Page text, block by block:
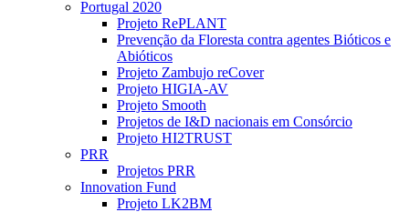
Portugal 2020
Projeto RePLANT
Prevenção da Floresta contra agentes Bióticos e
Abióticos
Projeto Zambujo reCover
Projeto HIGIA-AV
Projeto Smooth
Projetos de I&D nacionais em Consórcio
Projeto HI2TRUST
PRR
Projetos PRR
Innovation Fund
Projeto LK2BM